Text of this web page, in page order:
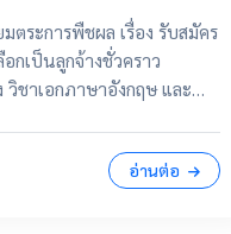
ว ตำแหน่งครูอัตรา
าอังกฤษ และ ตำแหน่ง
ารโรง
ตระการพืชผล เรื่อง รับสมัคร
กเป็นลูกจ้างชั่วคราว
ชาเอกภาษาอังกฤษ และ
อ่านต่อ